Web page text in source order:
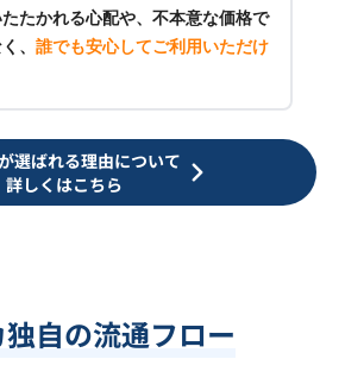
たかれる心配や、不本意な価格で
、 誰でも安心してご利用いただけ
選ばれる理由について
詳しくはこちら
自の流通フロー